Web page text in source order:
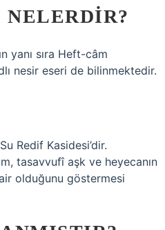
yanı sıra Heft-câm
nesir eseri de bilinmektedir.
Redif Kasidesi’dir.
tasavvufî aşk ve heyecanın
olduğunu göstermesi